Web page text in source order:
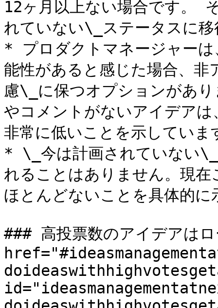
12ヶ月以上ない場合です。
れていない\_ステータスに
* プロダクトマネージャーは
能性があると感じた場合、
慮\_に保つオプションがあ
やコメントがないアイデア
非常に低いことを示していま
* \_今は計画されていない\_
れることはありません。現
ほとんどないことを具体的に
### 高投票数のアイデアは